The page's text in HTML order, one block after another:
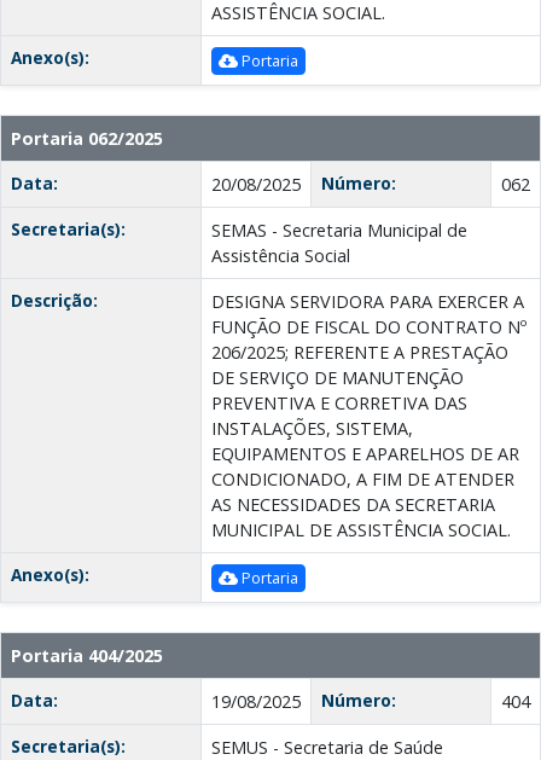
ASSISTÊNCIA SOCIAL.
Anexo(s):
Portaria
Portaria 062/2025
Data:
20/08/2025 Número:
062
Secretaria(s):
SEMAS - Secretaria Municipal de
Assistência Social
Descrição:
DESIGNA SERVIDORA PARA EXERCER A
FUNÇÃO DE FISCAL DO CONTRATO Nº
206/2025; REFERENTE A PRESTAÇÃO
DE SERVIÇO DE MANUTENÇÃO
PREVENTIVA E CORRETIVA DAS
INSTALAÇÕES, SISTEMA,
EQUIPAMENTOS E APARELHOS DE AR
CONDICIONADO, A FIM DE ATENDER
AS NECESSIDADES DA SECRETARIA
MUNICIPAL DE ASSISTÊNCIA SOCIAL.
Anexo(s):
Portaria
Portaria 404/2025
Data:
19/08/2025 Número:
404
Secretaria(s):
SEMUS - Secretaria de Saúde